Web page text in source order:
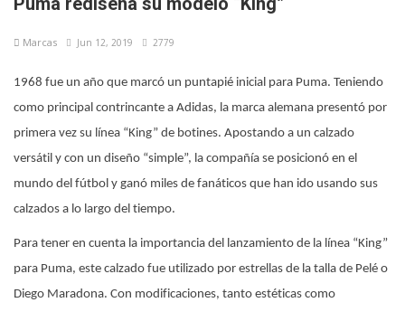
Marcas Jun 12, 2019 2779
1968 fue un año que marcó un puntapié inicial para Puma. Teniendo
como principal contrincante a Adidas, la marca alemana presentó por
primera vez su línea “King” de botines. Apostando a un calzado
versátil y con un diseño “simple”, la compañía se posicionó en el
mundo del fútbol y ganó miles de fanáticos que han ido usando sus
calzados a lo largo del tiempo.
Para tener en cuenta la importancia del lanzamiento de la línea “King”
para Puma, este calzado fue utilizado por estrellas de la talla de Pelé o
Diego Maradona. Con modificaciones, tanto estéticas como